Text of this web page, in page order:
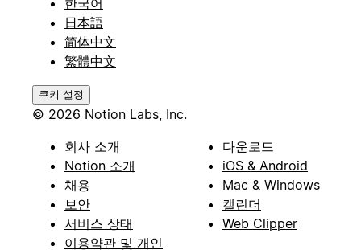
日本語
简体中文
繁體中文
쿠키 설정
© 2026 Notion Labs, Inc.
회사 소개
Notion 소개
채용
보안
서비스 상태
이용약관 및 개인
다운로드
iOS & Android
Mac & Windows
캘린더
Web Clipper